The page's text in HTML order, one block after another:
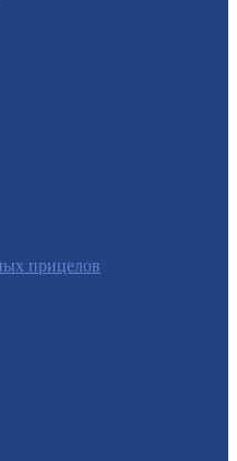
прицелов